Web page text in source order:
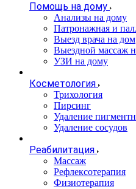
Помощь на дому
Анализы на дому
Патронажная и
Выезд врача на дом
Выездной массаж
УЗИ на дому
Косметология
Трихология
Пирсинг
Удаление
Удаление сосудов
Реабилитация
Массаж
Рефлексотерапия
Физиотерапия